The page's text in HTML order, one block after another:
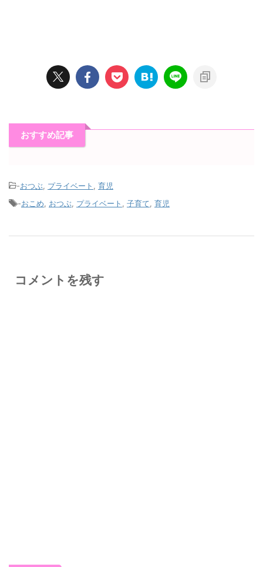
おすすめ記事
-おつぶ プライベート
育児
-おこめ おつぶ プライベート 子育て 育児
コメントを残す